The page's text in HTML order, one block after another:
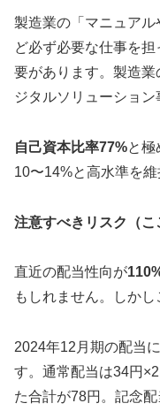
製造業の「マニュア
ど必ず必要な仕事を
要があります。製造
ジタルソリューション
自己資本比率77%と極
10〜14%と高水準を維
注意すべきリスク（こ
直近の配当性向が
もしれません。しかし
2024年12月期の配当
す。通常配当は34円
た合計が78円。記念